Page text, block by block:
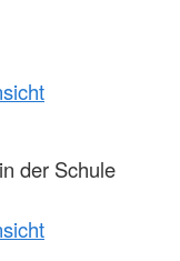
der Schule